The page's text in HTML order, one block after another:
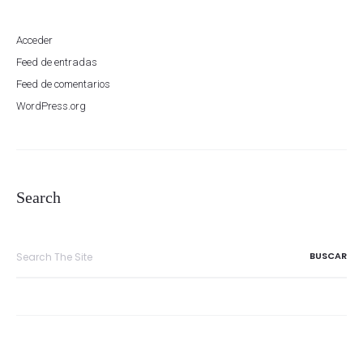
Acceder
Feed de entradas
Feed de comentarios
WordPress.org
Search